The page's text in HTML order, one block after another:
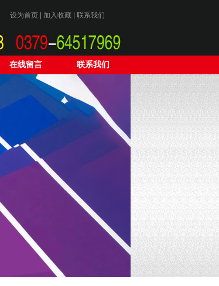
设为首页 加入收藏 联系我们
在线留言 联系我们